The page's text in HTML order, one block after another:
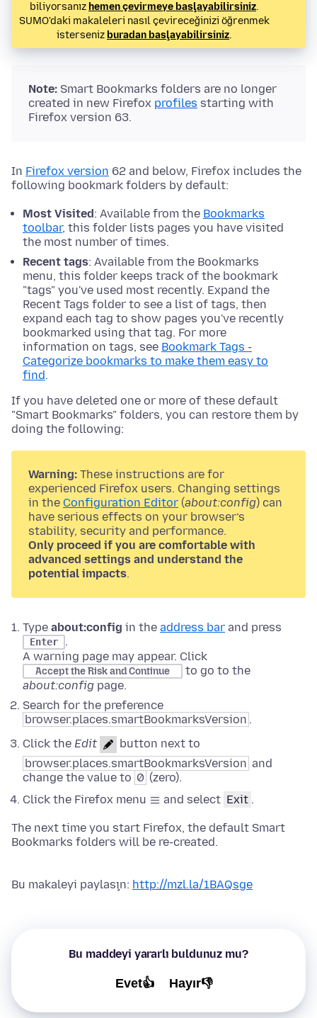
biliyorsanız hemen çevirmeye başlayabilirsiniz.
SUMO'daki makaleleri nasıl çevireceğinizi öğrenmek
isterseniz buradan başlayabilirsiniz.
Note: Smart Bookmarks folders are no longer
created in new Firefox profiles starting with
Firefox version 63.
In Firefox version 62 and below, Firefox includes the
following bookmark folders by default:
Most Visited : Available from the Bookmarks
toolbar, this folder lists pages you have visited
the most number of times.
Recent tags: Available from the Bookmarks
menu, this folder keeps track of the bookmark
"tags" you've used most recently. Expand the
Recent Tags folder to see a list of tags, then
expand each tag to show pages you've recently
bookmarked using that tag. For more
information on tags, see Bookmark Tags -
Categorize bookmarks to make them easy to
find.
If you have deleted one or more of these default
"Smart Bookmarks" folders, you can restore them by
doing the following:
Warning: These instructions are for
experienced Firefox users. Changing settings
in the Configuration Editor (about:config) can
have serious effects on your browser’s
stability, security and performance.
Only proceed if you are comfortable with
advanced settings and understand the
potential impacts.
Type about:config in the address bar and press
Enter
.
A warning page may appear. Click
Accept the Risk and Continue
to go to the
about:config page.
Search for the preference
browser.places.smartBookmarksVersion .
Click the Edit
button next to
browser.places.smartBookmarksVersion and
change the value to 0 (zero).
Click the Firefox menu
and select Exit .
The next time you start Firefox, the default Smart
Bookmarks folders will be re-created.
Bu makaleyi paylaşın: http://mzl.la/1BAQsge
Bu maddeyi yararlı buldunuz mu?
Evet👍 Hayır👎